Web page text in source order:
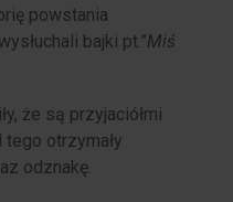
powstania
bajki pt.”Miś
że są przyjaciółmi
otrzymały
odznakę.